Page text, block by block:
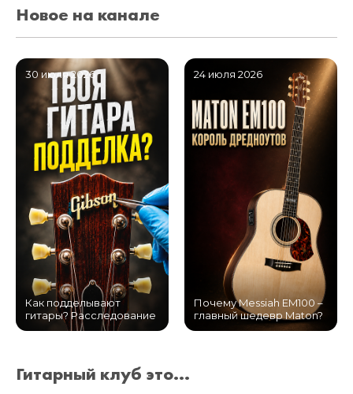
Новое на канале
30 июля 2026
Как подделывают
гитары? Расследование
24 июля 2026
Почему Messiah EM100 –
главный шедевр Maton?
Гитарный клуб это...